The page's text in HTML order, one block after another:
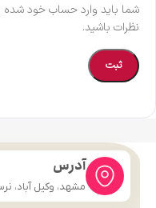
شما باید وارد حساب خود شده
نظرات باشید.
آدرس
مشهد، وکیل آباد،